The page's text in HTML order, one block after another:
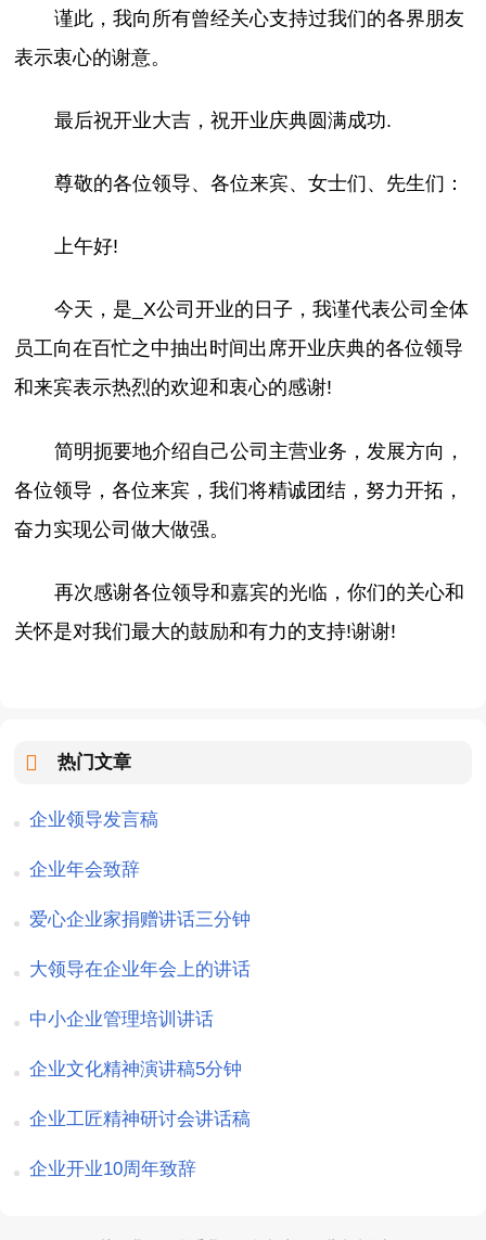
谨此，我向所有曾经关心支持过我们的各界朋友
表示衷心的谢意。
最后祝开业大吉，祝开业庆典圆满成功.
尊敬的各位领导、各位来宾、女士们、先生们：
上午好!
今天，是_X公司开业的日子，我谨代表公司全体
员工向在百忙之中抽出时间出席开业庆典的各位领导
和来宾表示热烈的欢迎和衷心的感谢!
简明扼要地介绍自己公司主营业务，发展方向，
各位领导，各位来宾，我们将精诚团结，努力开拓，
奋力实现公司做大做强。
再次感谢各位领导和嘉宾的光临，你们的关心和
关怀是对我们最大的鼓励和有力的支持!谢谢!
热门文章
企业领导发言稿
企业年会致辞
爱心企业家捐赠讲话三分钟
大领导在企业年会上的讲话
中小企业管理培训讲话
企业文化精神演讲稿5分钟
企业工匠精神研讨会讲话稿
企业开业10周年致辞